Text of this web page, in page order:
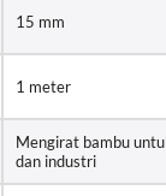
15 mm
1 meter
Mengirat bambu
dan industri